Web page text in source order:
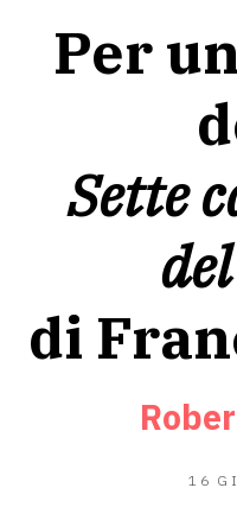
Per
Sette
di
16